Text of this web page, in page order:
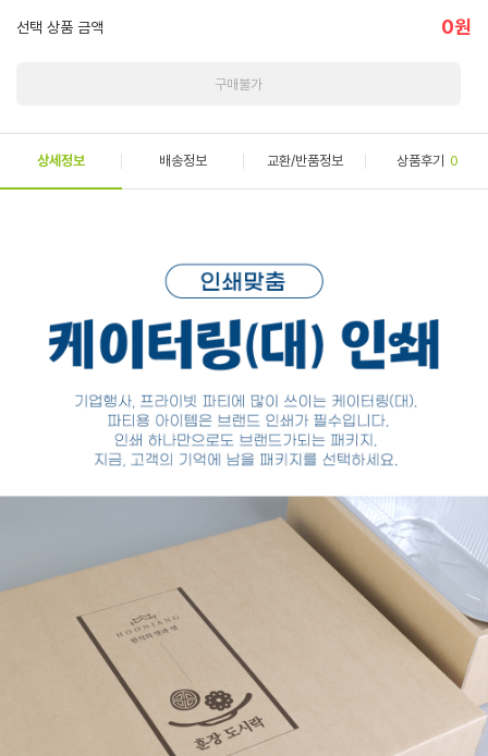
선택 상품 금액 0원
구매불가
상세정보 배송정보 교환/반품정보 상품후기 0